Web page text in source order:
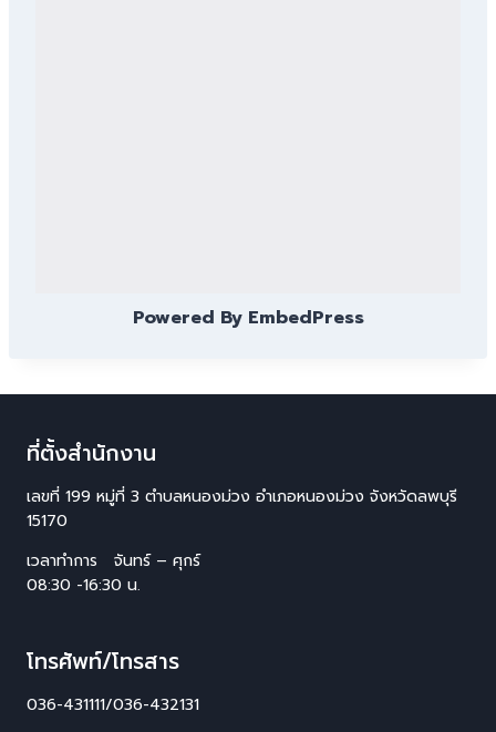
Powered By EmbedPress
ที่ตั้งสำนักงาน
เลขที่ 199 หมู่ที่ 3 ตำบลหนองม่วง อำเภอหนองม่วง จังหวัดลพบุรี
15170
เวลาทำการ จันทร์ – ศุกร์
08:30 -16:30 น.
โทรศัพท์/โทรสาร
036-431111/036-432131